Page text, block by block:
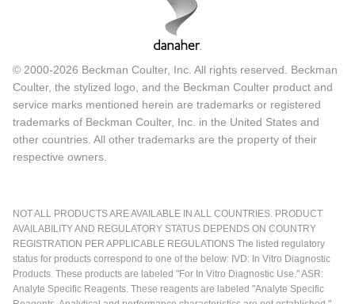
© 2000-2026 Beckman Coulter, Inc. All rights reserved. Beckman
Coulter, the stylized logo, and the Beckman Coulter product and
service marks mentioned herein are trademarks or registered
trademarks of Beckman Coulter, Inc. in the United States and
other countries. All other trademarks are the property of their
respective owners.
NOT ALL PRODUCTS ARE AVAILABLE IN ALL COUNTRIES. PRODUCT
AVAILABILITY AND REGULATORY STATUS DEPENDS ON COUNTRY
REGISTRATION PER APPLICABLE REGULATIONS The listed regulatory
status for products correspond to one of the below: IVD: In Vitro Diagnostic
Products. These products are labeled "For In Vitro Diagnostic Use." ASR:
Analyte Specific Reagents. These reagents are labeled "Analyte Specific